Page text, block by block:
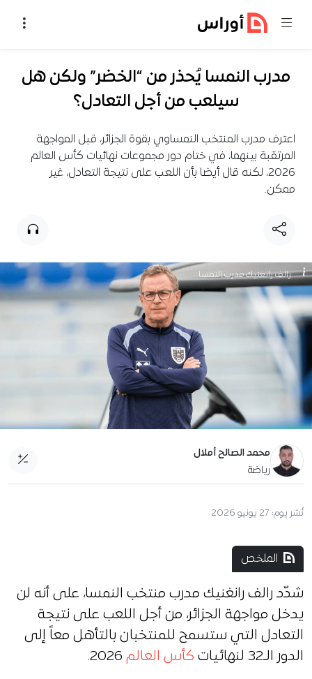
مدرب النمسا يُحذر من “الخضر” ولكن هل
سيلعب من أجل التعادل؟
اعترف مدرب المنتخب النمساوي بقوة الجزائر، قبل المواجهة
المرتقبة بينهما، في ختام دور مجموعات نهائيات كأس العالم
2026، لكنه قال أيضا بأن اللعب على نتيجة التعادل، غير
ممكن.
رالف رانغنيك مدرب النمسا
محمد الصالح أملال
رياضة
نُشر يوم: 27 يونيو 2026
الملخص
شدّد رالف رانغنيك مدرب منتخب النمسا، على أنه لن
يدخل مواجهة الجزائر، من أجل اللعب على نتيجة
التعادل التي ستسمح للمنتخبان بالتأهل معاً إلى
الدور الـ32 لنهائيات
كأس العالم